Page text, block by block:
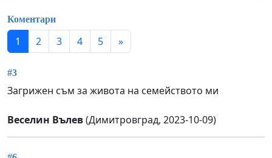
Коментари
1 2 3 4 5 »
#3
Загрижен съм за живота на семейството ми
Веселин Вълев(Димитровград, 2023-10-09)